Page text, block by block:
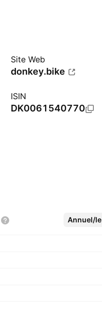
Site Web
donkey.bike
ISIN
DK0061540770
Annuel/le
Plus